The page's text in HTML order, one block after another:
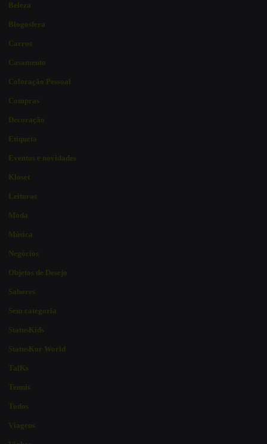
Beleza
Blogosfera
Carros
Casamento
Coloração Pessoal
Compras
Decoração
Etiqueta
Eventos e novidades
Kloset
Leituras
Moda
Música
Negócios
Objetos de Desejo
Sabores
Sem categoria
StatusKids
StatusKor World
TalKs
Tennis
Todos
Viagens